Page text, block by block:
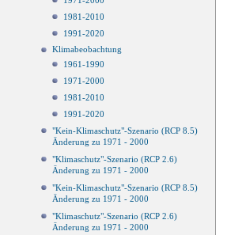
1981-2010
1991-2020
Klimabeobachtung
1961-1990
1971-2000
1981-2010
1991-2020
"Kein-Klimaschutz"-Szenario (RCP 8.5)
Änderung zu 1971 - 2000
"Klimaschutz"-Szenario (RCP 2.6)
Änderung zu 1971 - 2000
"Kein-Klimaschutz"-Szenario (RCP 8.5)
Änderung zu 1971 - 2000
"Klimaschutz"-Szenario (RCP 2.6)
Änderung zu 1971 - 2000